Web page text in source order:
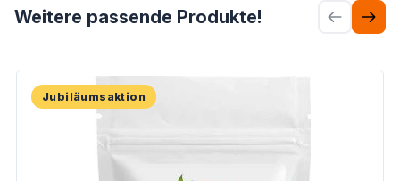
Drücken, um Karussell zu überspringen
Weitere passende Produkte!
Jubiläumsaktion